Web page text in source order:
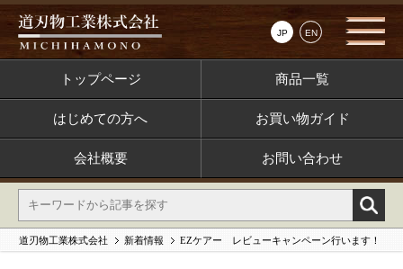
JP EN
トップページ 商品一覧
はじめての方へ お買い物ガイド
会社概要 お問い合わせ
道刃物工業株式会社 新着情報 EZケアー レビューキャンペーン行います！